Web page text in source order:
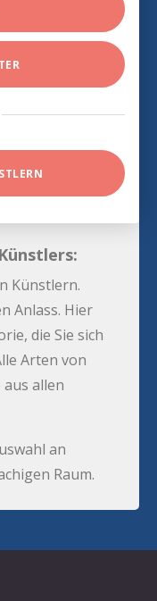
Künstlern.
Anlass. Hier
die Sie sich
Arten von
allen
an
Raum.